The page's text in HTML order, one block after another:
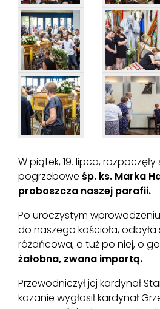
W piątek, 19. lipca,
pogrzebowe śp. ks. Marka
proboszcza naszej parafii.
Po uroczystym wprowadzeniu
do naszego kościoła,
różańcowa, a tuż po niej, o
żałobna, zwana importą.
Przewodniczył jej kardynał
kazanie wygłosił kardynał